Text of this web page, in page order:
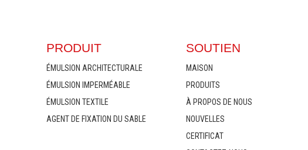
PRODUIT
ÉMULSION ARCHITECTURALE
ÉMULSION IMPERMÉABLE
ÉMULSION TEXTILE
AGENT DE FIXATION DU SABLE
SOUTIEN
MAISON
PRODUITS
À PROPOS DE NOUS
NOUVELLES
CERTIFICAT